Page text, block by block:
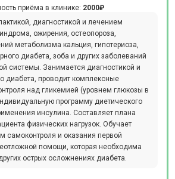
приёма в клинике: 2000₽
диагностикой и лечением
ожирения, остеопороза,
метаболизма кальция, гипотериоза,
диабета, зоба и других заболеваний
системы. Занимается диагностикой и
диабета, проводит комплексные
над гликемией (уровнем глюкозы в
программу диетического
инсулина. Составляет плана
физических нагрузок. Обучает
самоконтроля и оказания первой
помощи, которая необходима
острых осложнениях диабета.